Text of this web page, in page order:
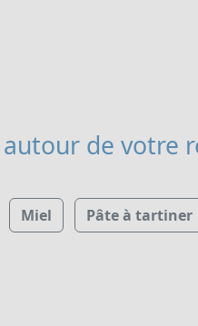
autour de votre
Miel Pâte à tartiner